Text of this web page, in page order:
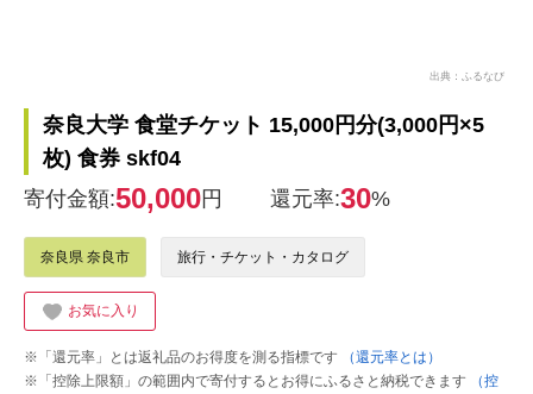
出典：ふるなび
奈良大学 食堂チケット 15,000円分(3,000円×5
枚) 食券 skf04
寄付金額:50,000円 還元率:30%
奈良県 奈良市 旅行・チケット・カタログ
お気に入り
※「還元率」とは返礼品のお得度を測る指標です
（還元率とは）
※「控除上限額」の範囲内で寄付するとお得にふるさと納税できます
（控